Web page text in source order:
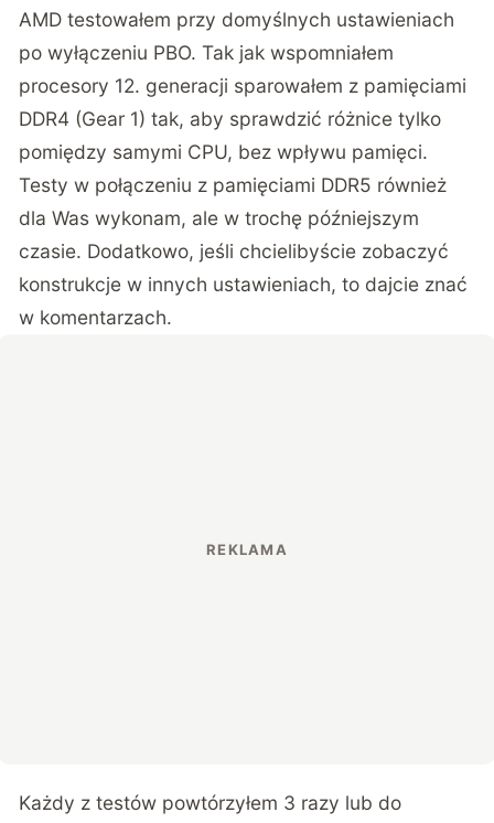
AMD testowałem przy domyślnych ustawieniach
po wyłączeniu PBO. Tak jak wspomniałem
procesory 12. generacji sparowałem z pamięciami
DDR4 (Gear 1) tak, aby sprawdzić różnice tylko
pomiędzy samymi CPU, bez wpływu pamięci.
Testy w połączeniu z pamięciami DDR5 również
dla Was wykonam, ale w trochę późniejszym
czasie. Dodatkowo, jeśli chcielibyście zobaczyć
konstrukcje w innych ustawieniach, to dajcie znać
w komentarzach.
Każdy z testów powtórzyłem 3 razy lub do